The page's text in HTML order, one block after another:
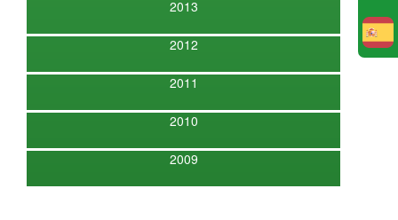
2013
2012
2011
2010
2009